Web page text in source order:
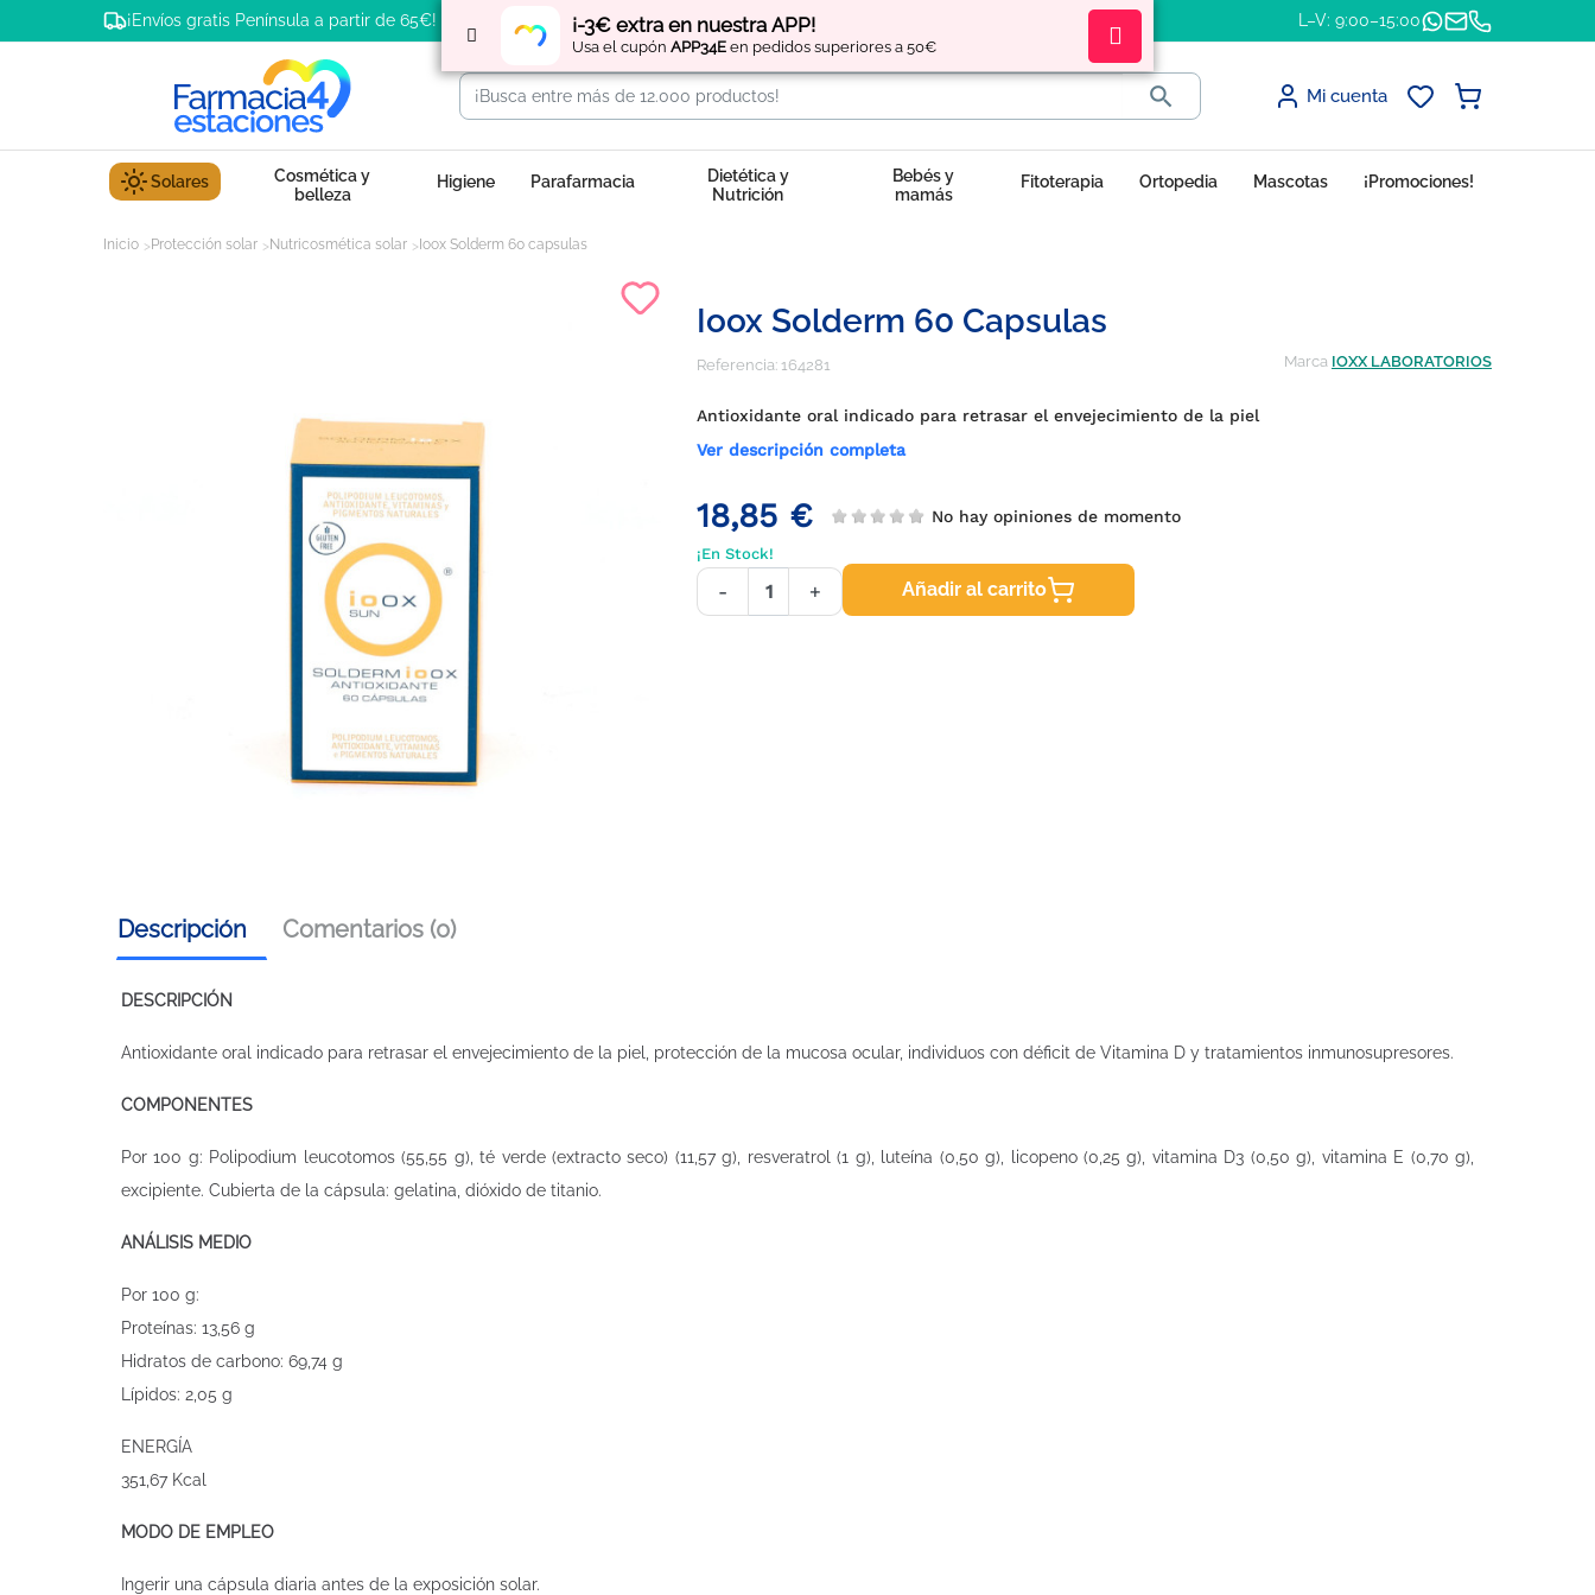
¡-3€ extra en nuestra APP!
Usa el cupón APP34E en pedidos superiores a 50€
¡Envíos gratis Península a partir de 65€! Regístratey obtén L–V: 9:00–15:00
 Mi cuenta
Solares
Cosmética y
belleza
Higiene Parafarmacia
Dietética y
Nutrición
Bebés y
mamás
Fitoterapia Ortopedia Mascotas ¡Promociones!
Inicio Protección solar Nutricosmética solar Ioox Solderm 60 capsulas
Ioox Solderm 60 Capsulas
Referencia: 164281 Marca IOXX LABORATORIOS
Antioxidante oral indicado para retrasar el envejecimiento de la piel
Ver descripción completa
18,85 € No hay opiniones de momento
¡En Stock!
- + Añadir al carrito
Descripción Comentarios (0)
DESCRIPCIÓN
Antioxidante oral indicado para retrasar el envejecimiento de la piel, protección de la mucosa ocular, individuos con déficit de Vitamina D y tratamientos inmunosupresores.
COMPONENTES
Por 100 g: Polipodium leucotomos (55,55 g), té verde (extracto seco) (11,57 g), resveratrol (1 g), luteína (0,50 g), licopeno (0,25 g), vitamina D3 (0,50 g), vitamina E (0,70 g),
excipiente. Cubierta de la cápsula: gelatina, dióxido de titanio.
ANÁLISIS MEDIO
Por 100 g:
Proteínas: 13,56 g
Hidratos de carbono: 69,74 g
Lípidos: 2,05 g
ENERGÍA
351,67 Kcal
MODO DE EMPLEO
Ingerir una cápsula diaria antes de la exposición solar.